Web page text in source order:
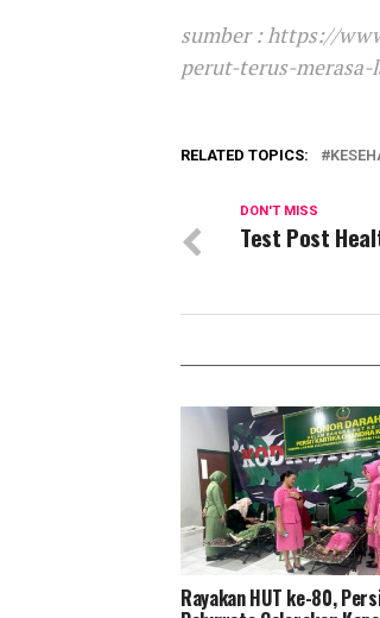
sumber : https://
perut-terus-merasa-
RELATED TOPICS:
DON'T MISS
Test Post
Rayakan HUT ke-80,